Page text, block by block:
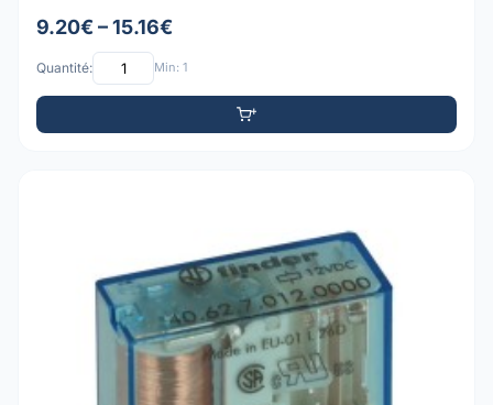
9.20€ – 15.16€
Quantité: Min: 1